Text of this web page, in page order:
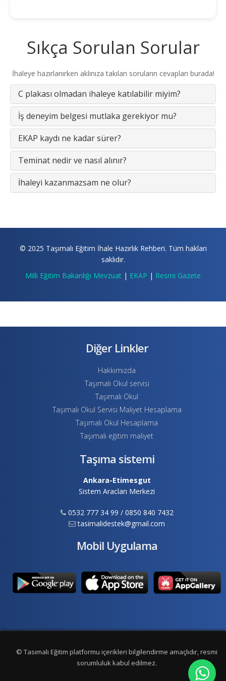
Sıkça Sorulan Sorular
İhaleye hazırlanırken aklınıza takılan soruların cevapları burada!
C plakası olmadan ihaleye katılabilir miyim?
İş deneyim belgesi mutlaka gerekiyor mu?
EKAP kaydı ne kadar sürer?
Teminat nedir ve nasıl alınır?
İhaleyi kazanmazsam ne olur?
© 2025 Taşımalı Eğitim İhale Hazırlık Rehberi. Tüm hakları
saklıdır.
Milli Eğitim Bakanlığı Mevzuat | EKAP | Resmi Gazete
Diğer Linkler
Hakkımızda
Taşımalı Okul servisi
Taşımalı Okul
Taşımalı Okul Servisi Maliyet Hesaplama
Taşımalı Okul Hesaplama
Taşımalı eğitim maliyet
Taşıma sistemi
Ankara-Etimesgut
Sistem Aracları Merkezi
0532 777 34 99 / 0850 840 7432
tasimalidestek@gmail.com
Mobil Uygulama
© Tasımalı Eğitim platformu içerikleri bilgilendirme amaçlıdır, resmi
sorumluluk kabul edilmez.